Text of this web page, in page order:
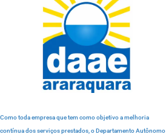
Como toda empresa que tem como objetivo a melhoria
contínua dos serviços prestados, o Departamento Autônomo